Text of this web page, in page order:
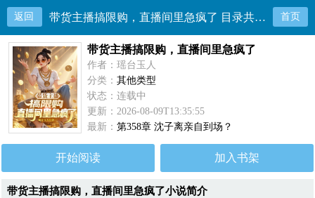
返回 带货主播搞限购，直播间里急疯了 目录共358章 首页
带货主播搞限购，直播间里急疯了
作者：瑶台玉人
分类：其他类型
状态：连载中
更新：2026-08-09T13:35:55
最新：第358章 沈子离亲自到场？
开始阅读 加入书架
带货主播搞限购，直播间里急疯了小说简介